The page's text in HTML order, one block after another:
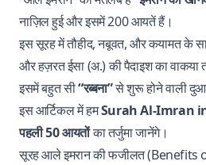
नाज़िल हुई और इसमें 200 आयतें हैं।
इस सूरह में तौहीद, नबूवत, और कयामत के
और हज़रत ईसा (अ.) की पैदाइश का वाकया
इसमें बहुत सी“रब्बना”से शुरू होने वाली
इस आर्टिकल में हमSurah Al-Imran
पहली 50 आयतोंका तर्जुमा जानेंगे।
सूरह आले इमरान की फजीलत